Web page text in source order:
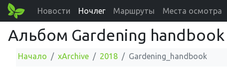
Новости Ночлег Маршруты Места осмотра
Альбом Gardening handbook
Начало xArchive 2018 Gardening_handbook